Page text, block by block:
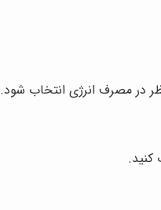
در مصرف انرژی انتخاب شود.
کنید.